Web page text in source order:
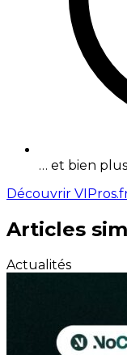
… et bien
Découvrir
Articles
Actualités